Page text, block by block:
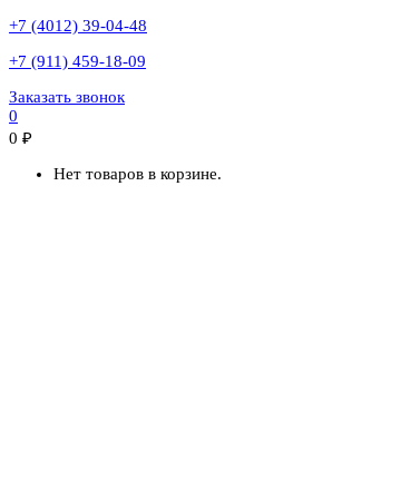
+7 (4012) 39-04-48
+7 (911) 459-18-09
Заказать звонок
0
0 ₽
Нет товаров в корзине.